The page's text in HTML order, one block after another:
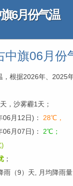
6月份气温
中旗06月份
根据2026年、2025
，沙雾霾1天；
月12日)： 28℃，
月07日)： 2℃；
)
；
（9）天, 月均降雨量